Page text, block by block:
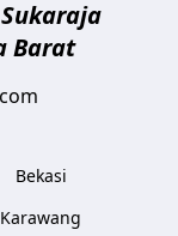
Barat
Bekasi
Karawang